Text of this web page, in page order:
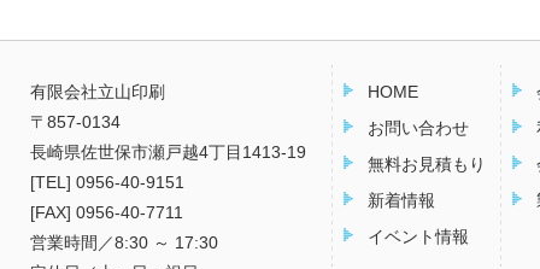
HOME
お問い合わせ
無料お見積もり
新着情報
イベント情報
有限会社立山印刷
〒857-0134
長崎県佐世保市瀬戸越4丁目1413-19
[TEL] 0956-40-9151
[FAX] 0956-40-7711
営業時間／8:30 ～ 17:30